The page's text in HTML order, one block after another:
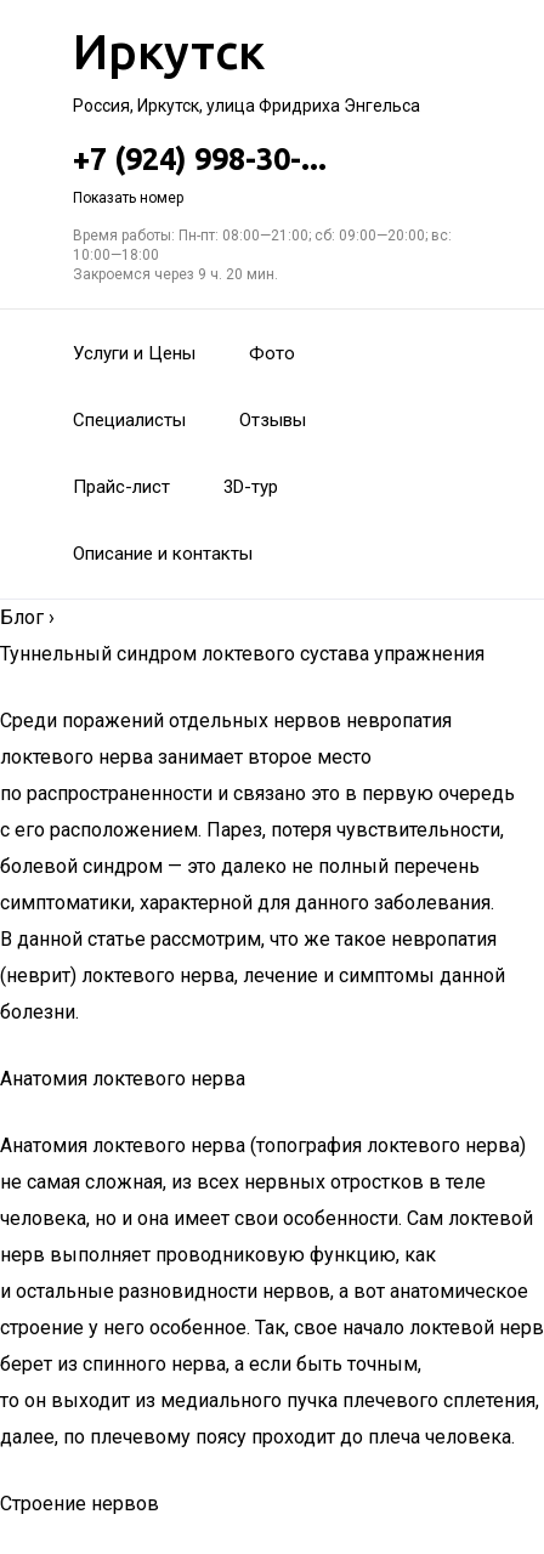
Иркутск
Россия, Иркутск, улица Фридриха Энгельса
+7 (924) 998-30-...
Показать номер
Время работы: Пн-пт: 08:00—21:00; сб: 09:00—20:00; вс:
10:00—18:00
Закроемся через 9 ч. 20 мин.
Услуги и Цены Фото
Специалисты Отзывы
Прайс-лист 3D-тур
Описание и контакты
Блог ›
Туннельный синдром локтевого сустава упражнения
Среди поражений отдельных нервов невропатия
локтевого нерва занимает второе место
по распространенности и связано это в первую очередь
с его расположением. Парез, потеря чувствительности,
болевой синдром — это далеко не полный перечень
симптоматики, характерной для данного заболевания.
В данной статье рассмотрим, что же такое невропатия
(неврит) локтевого нерва, лечение и симптомы данной
болезни.
Анатомия локтевого нерва
Анатомия локтевого нерва (топография локтевого нерва)
не самая сложная, из всех нервных отростков в теле
человека, но и она имеет свои особенности. Сам локтевой
нерв выполняет проводниковую функцию, как
и остальные разновидности нервов, а вот анатомическое
строение у него особенное. Так, свое начало локтевой нерв
берет из спинного нерва, а если быть точным,
то он выходит из медиального пучка плечевого сплетения,
далее, по плечевому поясу проходит до плеча человека.
Строение нервов